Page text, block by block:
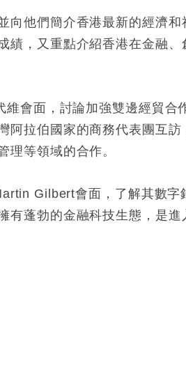
向他們簡介香港最新的經濟
績，又重點介紹香港在金融
會面，討論加強雙邊經貿合
拉伯國家的商務代表團互訪
理等領域的合作。
Gilbert會面，了解其數字
蓬勃的金融科技生態，是進